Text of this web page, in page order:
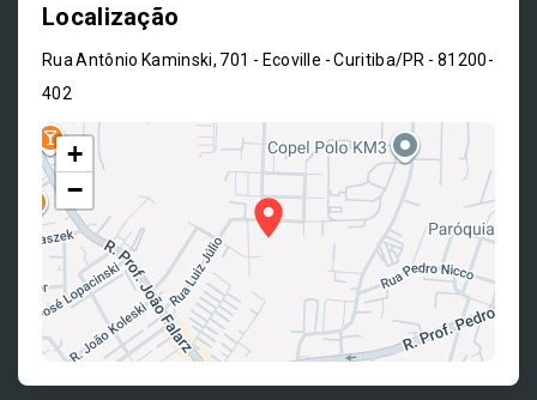
Localização
Rua Antônio Kaminski, 701 - Ecoville - Curitiba/PR - 81200-
402
+
−